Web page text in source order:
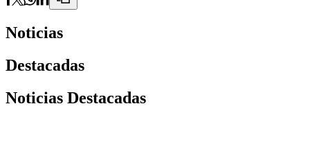
Noticias
Destacadas
Noticias Destacadas